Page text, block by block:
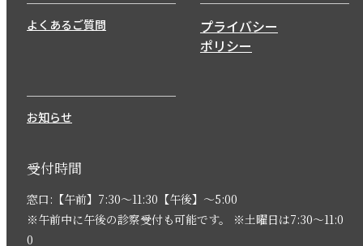
よくあるご質問
プライバシー
ポリシー
お知らせ
受付時間
窓口:【午前】7:30〜11:30【午後】〜5:00
※午前中に午後の診察受付も可能です。 ※土曜日は7:30〜11:0
0